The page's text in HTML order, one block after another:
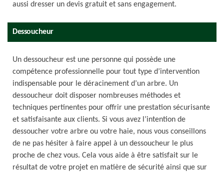
aussi dresser un devis gratuit et sans engagement.
Dessoucheur
Un dessoucheur est une personne qui possède une
compétence professionnelle pour tout type d’intervention
indispensable pour le déracinement d’un arbre. Un
dessoucheur doit disposer nombreuses méthodes et
techniques pertinentes pour offrir une prestation sécurisante
et satisfaisante aux clients. Si vous avez l’intention de
dessoucher votre arbre ou votre haie, nous vous conseillons
de ne pas hésiter à faire appel à un dessoucheur le plus
proche de chez vous. Cela vous aide à être satisfait sur le
résultat de votre projet en matière de sécurité ainsi que sur